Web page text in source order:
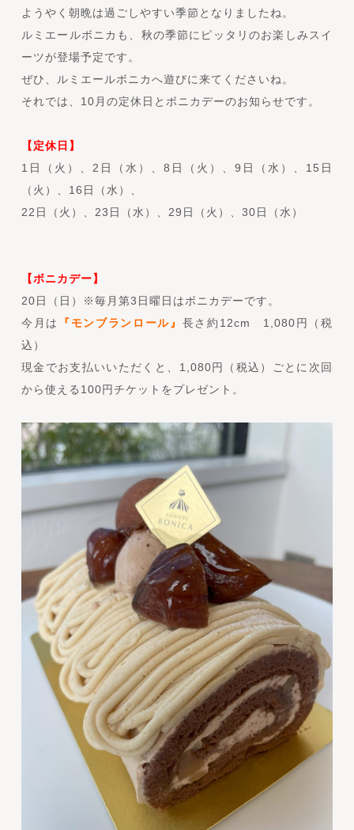
ようやく朝晩は過ごしやすい季節となりましたね。
ルミエールボニカも、秋の季節にピッタリのお楽しみスイ
ーツが登場予定です。
ぜひ、ルミエールボニカへ遊びに来てくださいね。
それでは、10月の定休日とボニカデーのお知らせです。
【定休日】
1日（火）、2日（水）、8日（火）、9日（水）、15日
（火）、16日（水）、
22日（火）、23日（水）、29日（火）、30日（水）
【ボニカデー】
20日（日）※毎月第3日曜日はボニカデーです。
今月は
『モンブランロール』 長さ約12cm 1,080円（税
込）
現金でお支払いいただくと、1,080円（税込）ごとに次回
から使える100円チケットをプレゼント。